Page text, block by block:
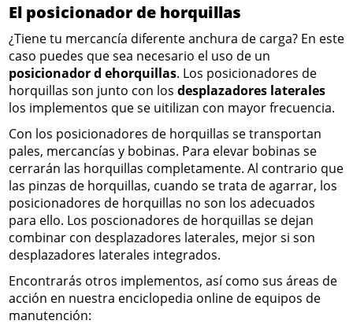
El posicionador de horquillas
¿Tiene tu mercancía diferente anchura de carga? En este
caso puedes que sea necesario el uso de un
posicionador d ehorquillas. Los posicionadores de
horquillas son junto con los desplazadores laterales
los implementos que se uitilizan con mayor frecuencia.
Con los posicionadores de horquillas se transportan
pales, mercancías y bobinas. Para elevar bobinas se
cerrarán las horquillas completamente. Al contrario que
las pinzas de horquillas, cuando se trata de agarrar, los
posicionadores de horquillas no son los adecuados
para ello. Los poscionadores de horquillas se dejan
combinar con desplazadores laterales, mejor si son
desplazadores laterales integrados.
Encontrarás otros implementos, así como sus áreas de
acción en nuestra enciclopedia online de equipos de
manutención: